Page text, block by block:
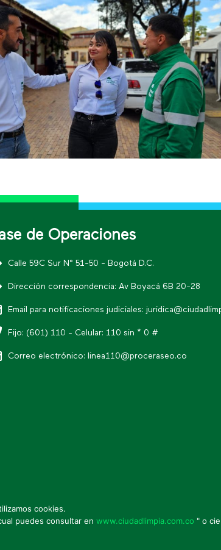
de Operaciones
Calle 59C Sur N° 51-50 - Bogotá D.C.
Dirección correspondencia: Av Boyacá 6B 20-28
Email para notificaciones judiciales:
Fijo: (601) 110 - Celular: 110 sin * 0 #
Correo electrónico: linea110@proceraseo.co
* Política de seguridad
información
cookies.
puedes consultar en www.ciudadlimpia.com.co " o